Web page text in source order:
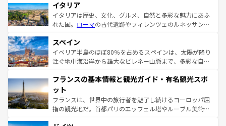
イタリア
イタリアは歴史、文化、グルメ、自然と多彩な魅力にあふ
れた国。 ローマの古代遺跡やフィレンツェのルネッサンス
ろん、トスカーナの美しい田園風景やアマルフィ海岸の絶
景など、自然景観も見逃せない。観光の合間には、本場の
ピザやパスタなど、絶品のイタリア料理を堪能することも
ませてくれるイタリアで、忘れられない旅をしてみよう！
なお、新着のイタリア情報は
しい。
スペイン
イベリア半島のほぼ80％を占めるスペインは、太陽が降り
注ぐ地中海沿岸から雄大なピレネー山脈まで、多彩な自然
文化が根付くこの国では、情熱的なフラメンコ、熱気あふ
れる闘牛、そして美味しいタパスが生活の一部となってい
る。首都マドリードの洗練された雰囲気や、バルセロナの
アートに溢れた街角から、地方では古代ローマ遺跡や中世
フランスの基本情報と観光ガイド・有名観光スポ
ット
フランスは、世界中の旅行者を魅了し続けるヨーロッパ屈
指の観光地だ。首都パリのエッフェル塔やルーブル美術館